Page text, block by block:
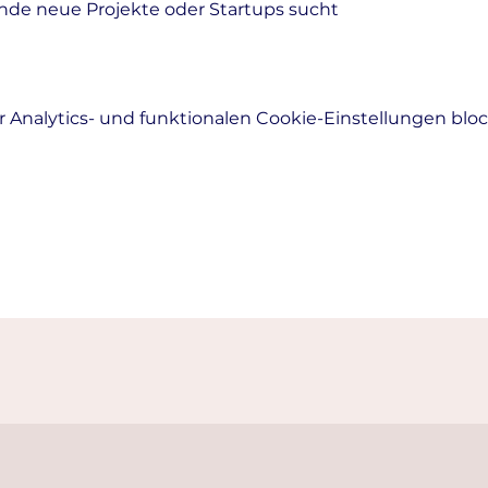
neue Projekte oder Startups sucht
Analytics- und funktionalen Cookie-Einstellungen